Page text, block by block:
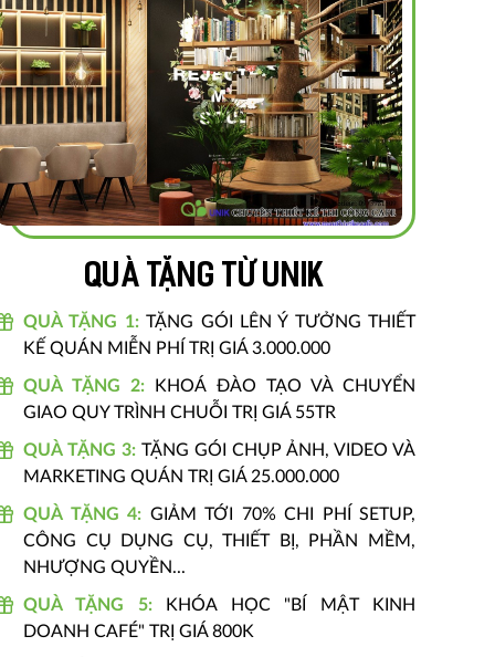
Quà tặng từ unik
QUÀ TẶNG 1:TẶNG GÓI LÊN Ý TƯỞNG THIẾT
KẾ QUÁN MIỄN PHÍ TRỊ GIÁ 3.000.000
QUÀ TẶNG 2:
KHOÁ ĐÀO TẠO VÀ CHUYỂN
GIAO QUY TRÌNH CHUỖI TRỊ GIÁ 55TR
QUÀ TẶNG 3: TẶNG GÓI CHỤP ẢNH, VIDEO VÀ
MARKETING QUÁN TRỊ GIÁ 25.000.000
QUÀ TẶNG 4: GIẢM TỚI 70% CHI PHÍ SETUP,
CÔNG CỤ DỤNG CỤ, THIẾT BỊ, PHẦN MỀM,
NHƯỢNG QUYỀN...
QUÀ TẶNG 5:
KHÓA HỌC "BÍ MẬT KINH
DOANH CAFÉ" TRỊ GIÁ 800K